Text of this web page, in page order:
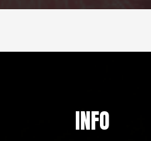
INFO